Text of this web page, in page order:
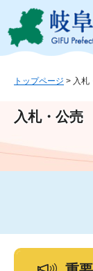
ジ
ュ
文
トップページ > 入札
入札・公売